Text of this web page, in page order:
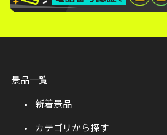
景品一覧
新着景品
カテゴリから探す